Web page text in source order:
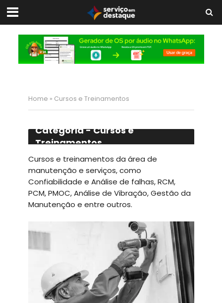
Home » Cursos e Treinamentos
Categoria - Cursos e
Treinamentos
Cursos e treinamentos da área de
manutenção e serviços, como
Confiabilidade e Análise de falhas, RCM,
PCM, PMOC, Análise de Vibração, Gestão da
Manutenção e entre outros.